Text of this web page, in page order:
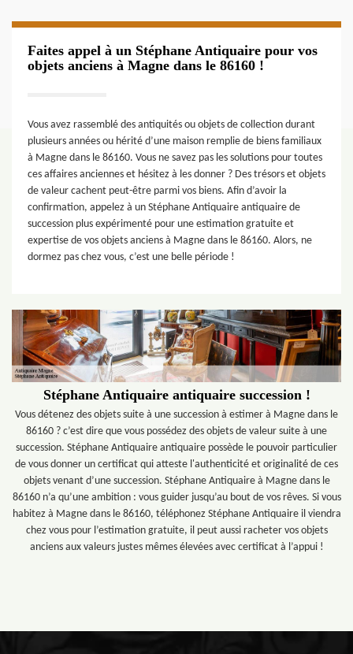
Faites appel à un Stéphane Antiquaire pour vos
objets anciens à Magne dans le 86160 !
Vous avez rassemblé des antiquités ou objets de collection durant
plusieurs années ou hérité d’une maison remplie de biens familiaux
à Magne dans le 86160. Vous ne savez pas les solutions pour toutes
ces affaires anciennes et hésitez à les donner ? Des trésors et objets
de valeur cachent peut-être parmi vos biens. Afin d’avoir la
confirmation, appelez à un Stéphane Antiquaire antiquaire de
succession plus expérimenté pour une estimation gratuite et
expertise de vos objets anciens à Magne dans le 86160. Alors, ne
dormez pas chez vous, c’est une belle période !
Stéphane Antiquaire antiquaire succession !
Vous détenez des objets suite à une succession à estimer à Magne dans le
86160 ? c’est dire que vous possédez des objets de valeur suite à une
succession. Stéphane Antiquaire antiquaire possède le pouvoir particulier
de vous donner un certificat qui atteste l'authenticité et originalité de ces
objets venant d’une succession. Stéphane Antiquaire à Magne dans le
86160 n’a qu’une ambition : vous guider jusqu’au bout de vos rêves. Si vous
habitez à Magne dans le 86160, téléphonez Stéphane Antiquaire il viendra
chez vous pour l’estimation gratuite, il peut aussi racheter vos objets
anciens aux valeurs justes mêmes élevées avec certificat à l’appui !